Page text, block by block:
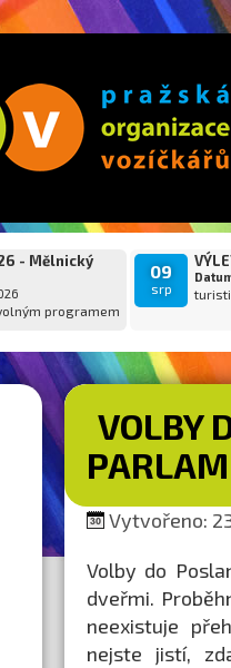
- Mělnický
programem
09
srp
VOLBY
Vytvořeno:
Volby do
dveřmi.
neexistuje
nejste jistí,